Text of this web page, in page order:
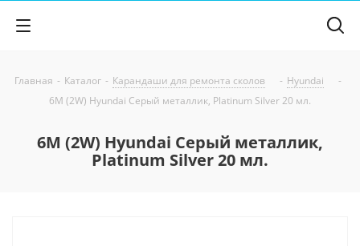
Главная - Каталог - Карандаши для ремонта сколов - Hyundai
-
6M (2W) Hyundai Серый металлик, Platinum Silver 20 мл.
6M (2W) Hyundai Серый металлик,
Platinum Silver 20 мл.